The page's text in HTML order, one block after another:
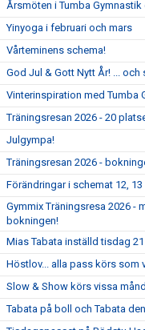
Årsmöten i Tumba
Yinyoga i februari och mars
Vårteminens schema!
God Jul & Gott Nytt År! ...
Vinterinspiration med Tumba
Träningsresan 2026 - 20
Julgympa!
Träningsresan 2026 -
Förändringar i schemat 12,
Gymmix Träningsresa 2026 -
bokningen!
Mias Tabata inställd tisdag
Höstlov... alla pass körs som
Slow & Show körs vissa
Tabata på boll och Tabata